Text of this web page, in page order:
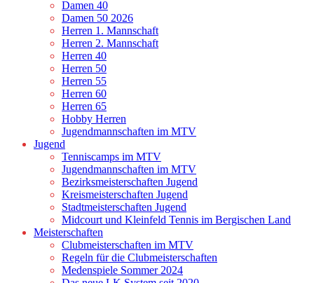
Damen 40
Damen 50 2026
Herren 1. Mannschaft
Herren 2. Mannschaft
Herren 40
Herren 50
Herren 55
Herren 60
Herren 65
Hobby Herren
Jugendmannschaften im MTV
Jugend
Tenniscamps im MTV
Jugendmannschaften im MTV
Bezirksmeisterschaften Jugend
Kreismeisterschaften Jugend
Stadtmeisterschaften Jugend
Midcourt und Kleinfeld Tennis im Bergischen Land
Meisterschaften
Clubmeisterschaften im MTV
Regeln für die Clubmeisterschaften
Medenspiele Sommer 2024